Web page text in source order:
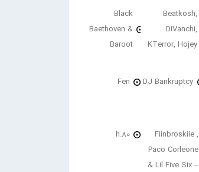
Beatkosh,
DiVanchi,
KTerror, Hojey
Black
Baethoven &
Baroot
DJ Bankruptcy
Fen
Fiinbroskiie ,
Paco Corleone
& Lil Five Six –
h.80